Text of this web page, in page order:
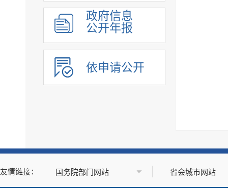
基层政务公开标准目录
政府信息
公开年报
依申请公开